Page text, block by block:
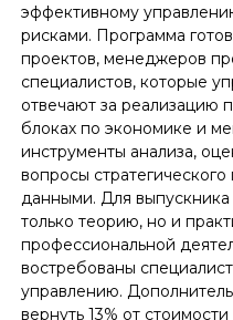
эффективному
рисками. Программа
проектов, менеджеров
специалистов, которые
отвечают за реализацию
блоках по экономике и
инструменты анализа,
вопросы
данными. Для
только теорию, но и
профессиональной
востребованы
управлению.
вернуть 13% от